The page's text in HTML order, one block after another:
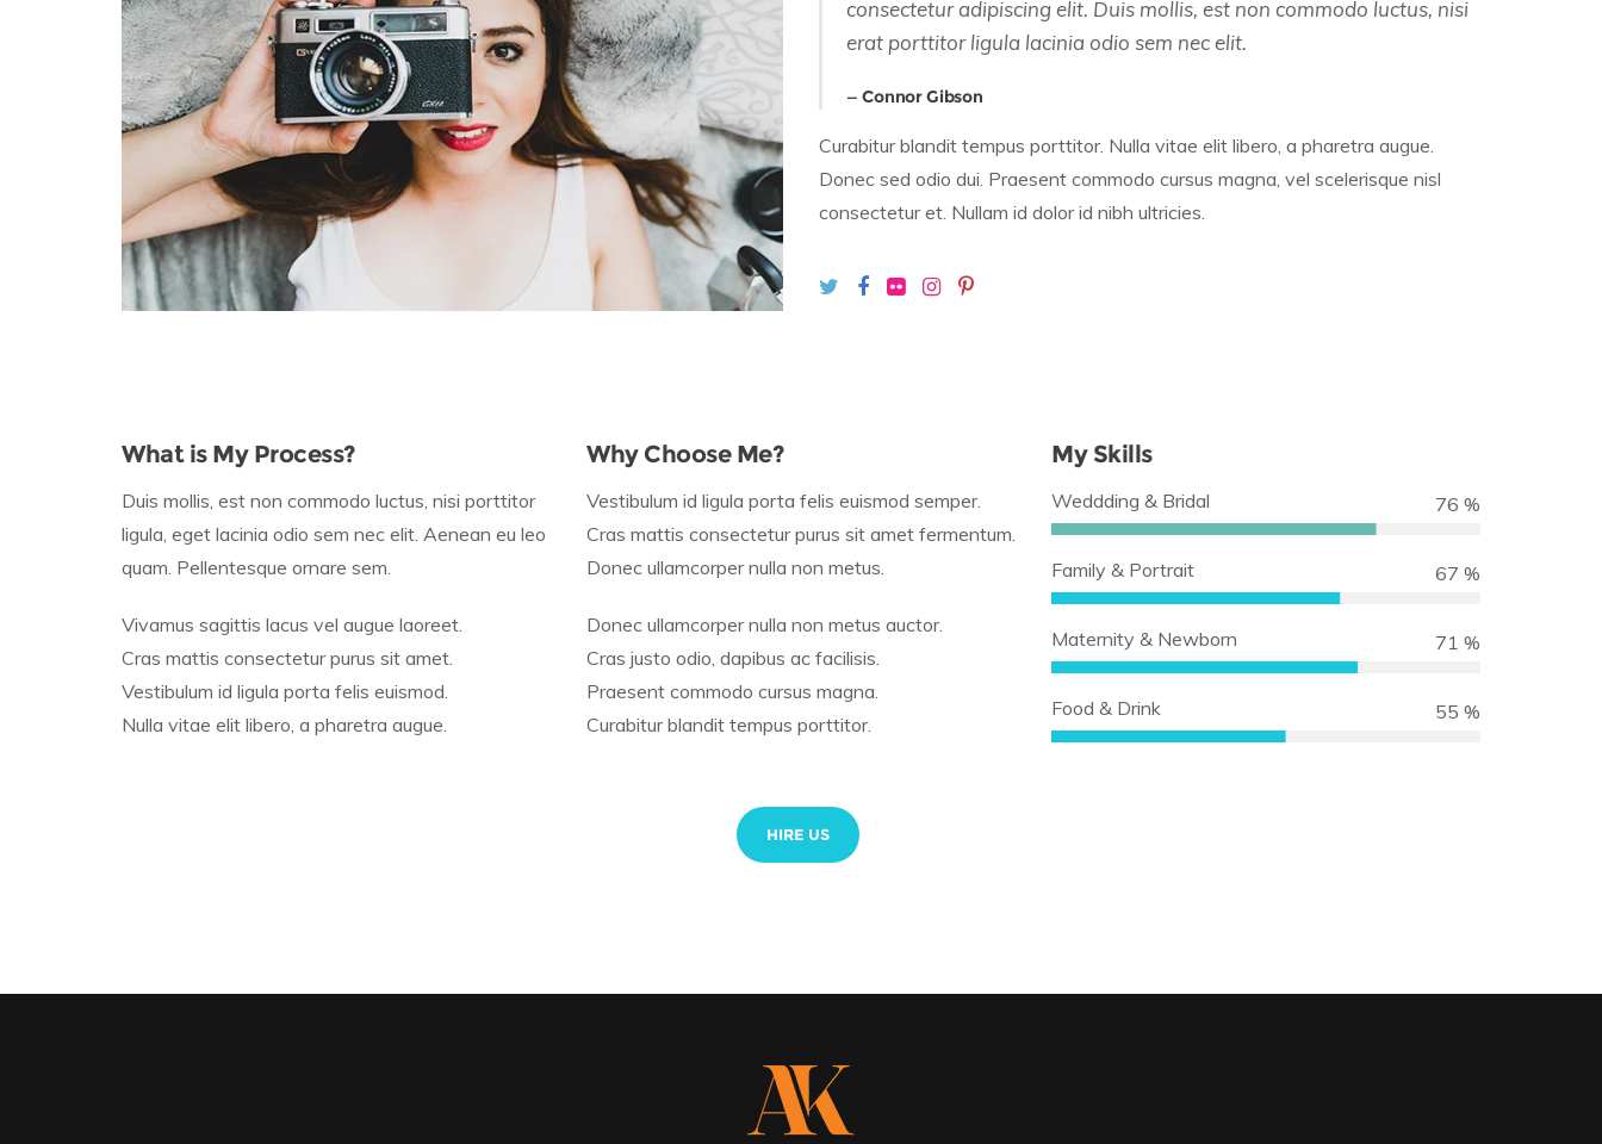
consectetur adipiscing elit. Duis mollis, est non commodo luctus, nisi
erat porttitor ligula lacinia odio sem nec elit.
Connor Gibson
Curabitur blandit tempus porttitor. Nulla vitae elit libero, a pharetra augue.
Donec sed odio dui. Praesent commodo cursus magna, vel scelerisque nisl
consectetur et. Nullam id dolor id nibh ultricies.
What is My Process?
Duis mollis, est non commodo luctus, nisi porttitor
ligula, eget lacinia odio sem nec elit. Aenean eu leo
quam. Pellentesque ornare sem.
Vivamus sagittis lacus vel augue laoreet.
Cras mattis consectetur purus sit amet.
Vestibulum id ligula porta felis euismod.
Nulla vitae elit libero, a pharetra augue.
Why Choose Me?
Vestibulum id ligula porta felis euismod semper.
Cras mattis consectetur purus sit amet fermentum.
Donec ullamcorper nulla non metus.
Donec ullamcorper nulla non metus auctor.
Cras justo odio, dapibus ac facilisis.
Praesent commodo cursus magna.
Curabitur blandit tempus porttitor.
My Skills
Weddding & Bridal 88 %
Family & Portrait 78 %
Maternity & Newborn 83 %
Food & Drink 63 %
HIRE US